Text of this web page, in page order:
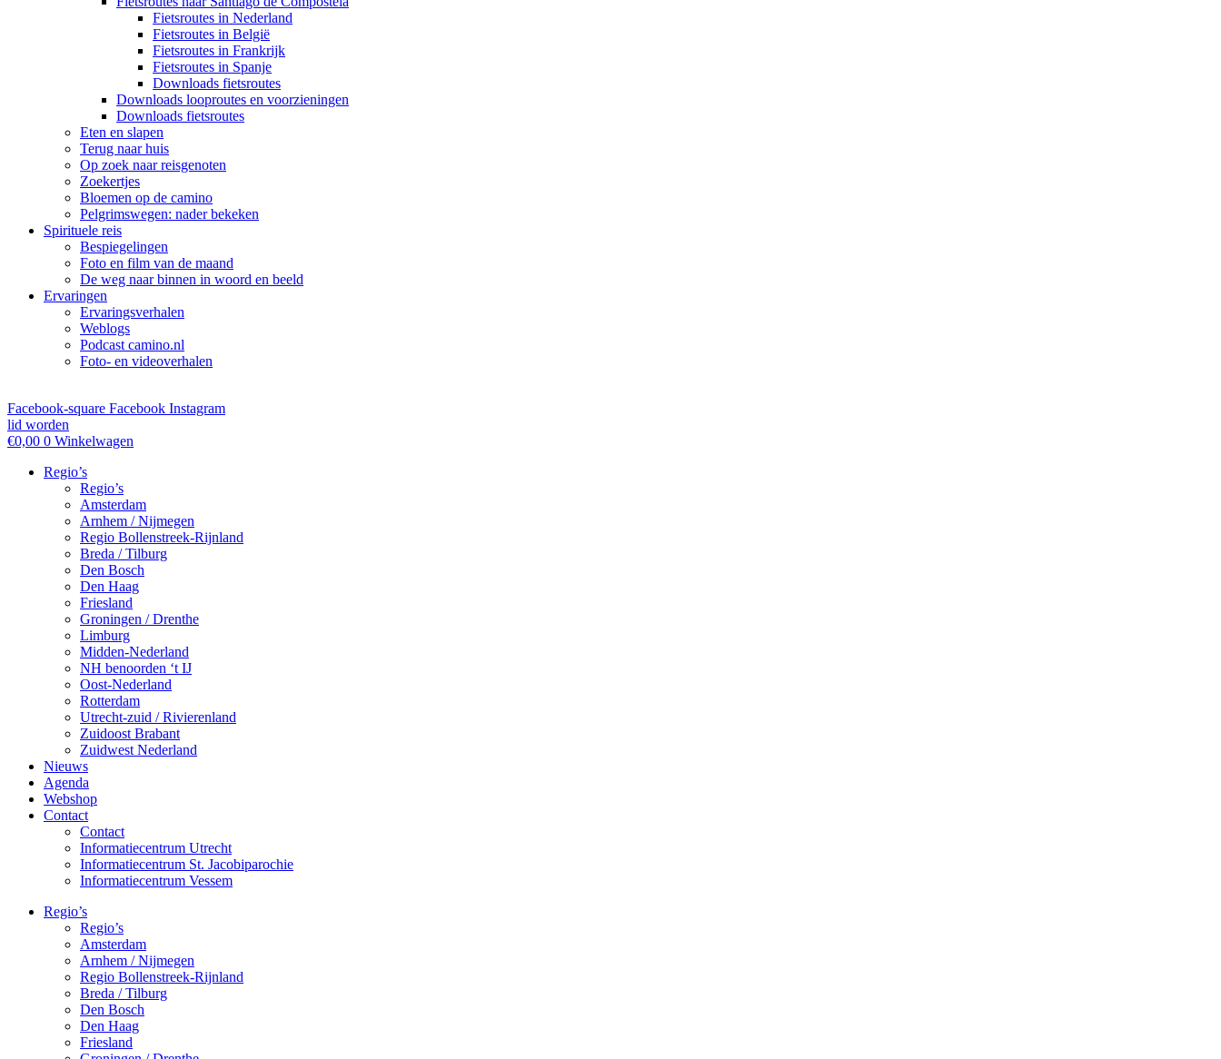
Fietsroutes in Nederland
Fietsroutes in België
Fietsroutes in Frankrijk
Fietsroutes in Spanje
Downloads fietsroutes
Downloads looproutes en voorzieningen
Downloads fietsroutes
Eten en slapen
Terug naar huis
Op zoek naar reisgenoten
Zoekertjes
Bloemen op de camino
Pelgrimswegen: nader bekeken
Spirituele reis
Bespiegelingen
Foto en film van de maand
De weg naar binnen in woord en beeld
Ervaringen
Ervaringsverhalen
Weblogs
Podcast camino.nl
Foto- en videoverhalen
Facebook-square Facebook Instagram
lid worden
€0,00 0 Winkelwagen
Regio’s
Regio’s
Amsterdam
Arnhem / Nijmegen
Regio Bollenstreek-Rijnland
Breda / Tilburg
Den Bosch
Den Haag
Friesland
Groningen / Drenthe
Limburg
Midden-Nederland
NH benoorden ‘t IJ
Oost-Nederland
Rotterdam
Utrecht-zuid / Rivierenland
Zuidoost Brabant
Zuidwest Nederland
Nieuws
Agenda
Webshop
Contact
Contact
Informatiecentrum Utrecht
Informatiecentrum St. Jacobiparochie
Informatiecentrum Vessem
Regio’s
Regio’s
Amsterdam
Arnhem / Nijmegen
Regio Bollenstreek-Rijnland
Breda / Tilburg
Den Bosch
Den Haag
Friesland